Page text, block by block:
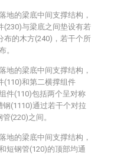
地的梁底中间支撑结构，
(230)与梁底之间垫设有若
布的木方(240)，若干个所
。
地的梁底中间支撑结构，
(110)和第二横撑组件
件(110)包括两个呈对称
(1110)通过若干个对拉
(220)之间。
地的梁底中间支撑结构，
短钢管(120)的顶部均通